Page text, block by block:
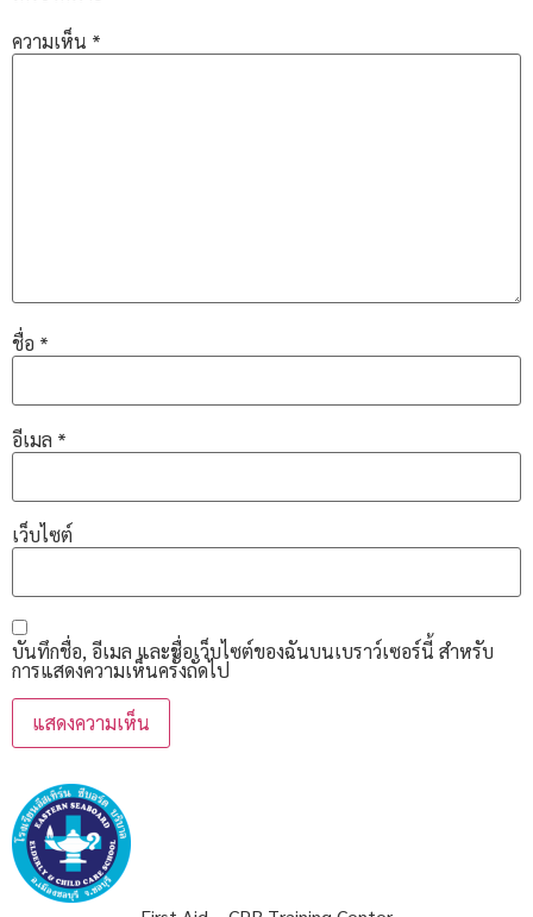
ความเห็น *
ชื่อ *
อีเมล *
เว็บไซต์
บันทึกชื่อ, อีเมล และชื่อเว็บไซต์ของฉันบนเบราว์เซอร์นี้ สำหรับ
การแสดงความเห็นครั้งถัดไป